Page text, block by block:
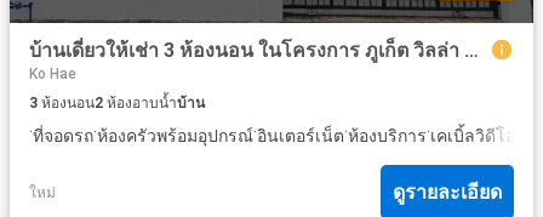
บ้านเดี่ยวให้เช่า 3 ห้องนอน ในโครงการ ภูเก็ต วิลล่า แอร์พอร์ต
Ko Hae
3 ห้องนอน2 ห้องอาบน้ำบ้าน
·ที่จอดรถ·ห้องครัวพร้อมอุปกรณ์·อินเตอร์เน็ต·ห้องบริการ·เคเบิ้ลวิดีโอ
ใหม่ ดูรายละเอียด